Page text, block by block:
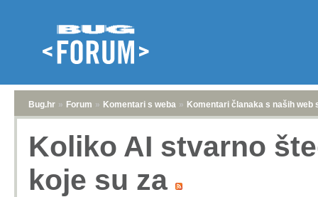
Bug.hr » Forum » Komentari s weba » Komentari članaka s naših web
Koliko AI stvarno
koje su za